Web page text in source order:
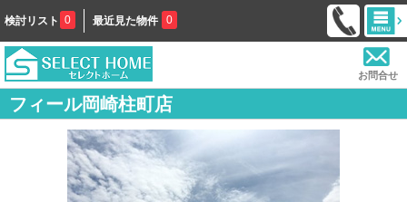
検討リスト 0 最近見た物件 0
お問合せ
フィール岡崎柱町店